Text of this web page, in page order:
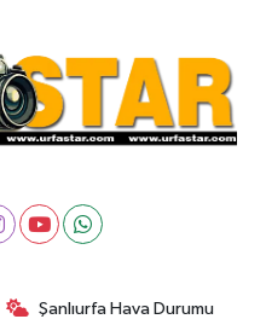
Şanlıurfa Hava Durumu